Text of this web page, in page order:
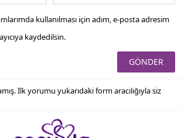
kullanılması için adım, e-posta adresim
kaydedilsin.
İlk yorumu yukarıdaki form aracılığıyla siz